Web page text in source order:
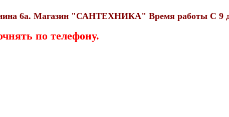
6а. Магазин "САНТЕХНИКА" Время работы С 9
по телефону.